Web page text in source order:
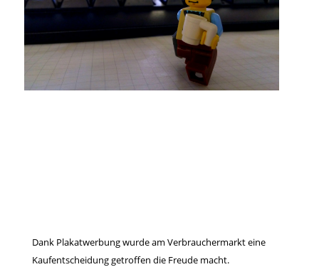
Dank Plakatwerbung wurde am Verbrauchermarkt eine
Kaufentscheidung getroffen die Freude macht.